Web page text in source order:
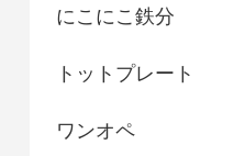
にこにこ鉄分
トットプレート
ワンオペ